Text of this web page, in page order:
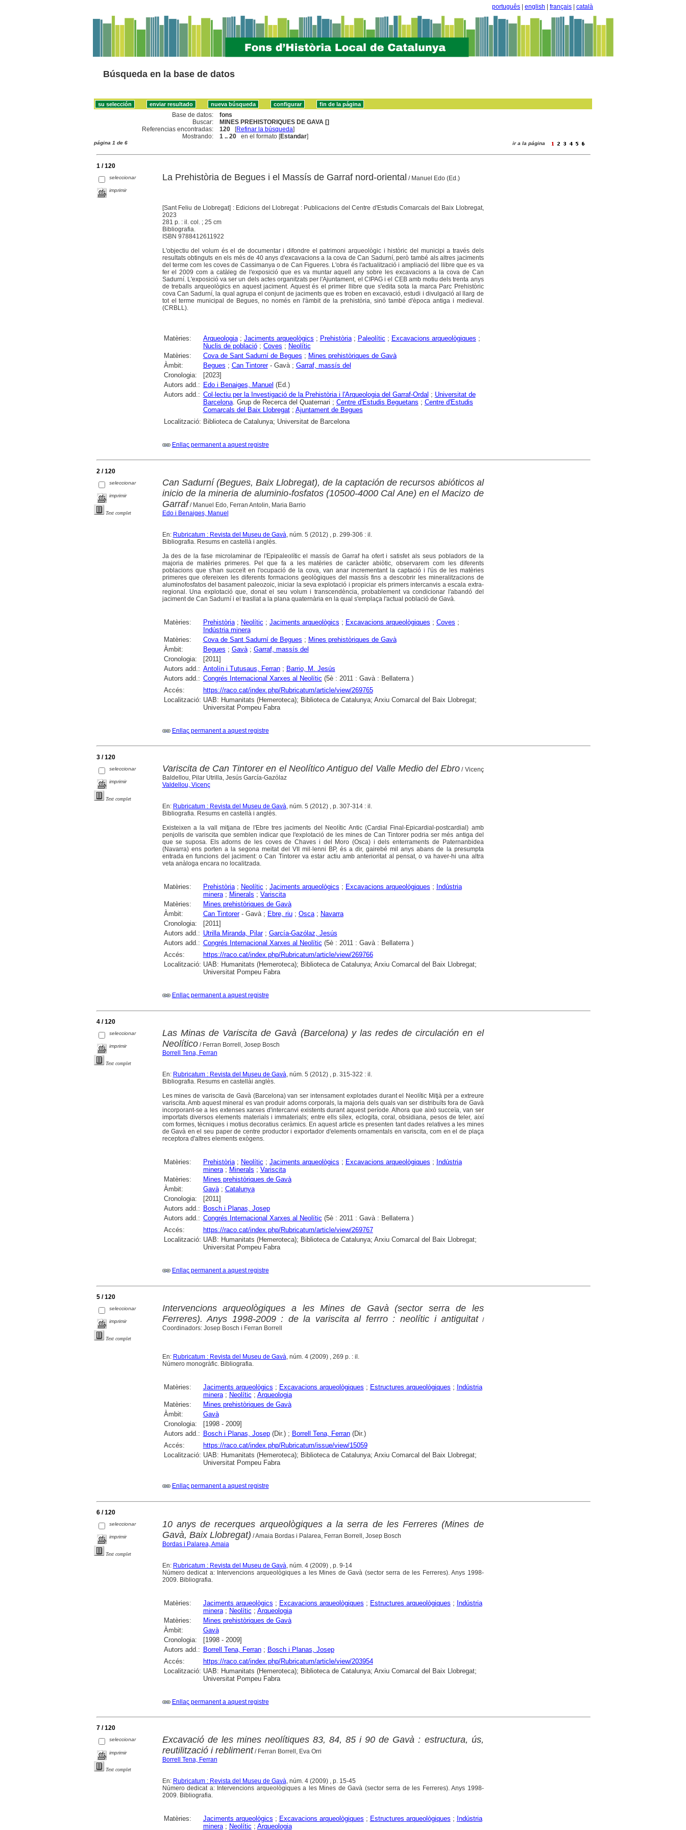
português english français català
Búsqueda en la base de datos
Base de datos:
fons
Buscar:
MINES PREHISTORIQUES DE GAVA []
Referencias encontradas:
120 [Refinar la búsqueda]
Mostrando:
1 .. 20 en el formato [Estandar]
página 1 de 6 ir a la página
1 / 120
seleccionar
imprimir
La Prehistòria de Begues i el Massís de Garraf nord-oriental / Manuel Edo (Ed.)
[Sant Feliu de Llobregat] : Edicions del Llobregat : Publicacions del Centre d'Estudis Comarcals del Baix Llobregat,
2023
281 p. : il. col. ; 25 cm
Bibliografia.
ISBN 9788412611922
L'objectiu del volum és el de documentar i difondre el patrimoni arqueològic i històric del municipi a través dels
resultats obtinguts en els més de 40 anys d'excavacions a la cova de Can Sadurní, però també als altres jaciments
del terme com les coves de Cassimanya o de Can Figueres. L'obra és l'actualització i ampliació del llibre que es va
fer el 2009 com a catàleg de l'exposició que es va muntar aquell any sobre les excavacions a la cova de Can
Sadurní. L'exposició va ser un dels actes organitzats per l'Ajuntament, el CIPAG i el CEB amb motiu dels trenta anys
de treballs arqueològics en aquest jaciment. Aquest és el primer llibre que s'edita sota la marca Parc Prehistòric
cova Can Sadurní, la qual agrupa el conjunt de jaciments que es troben en excavació, estudi i divulgació al llarg de
tot el terme municipal de Begues, no només en l'àmbit de la prehistòria, sinó també d'època antiga i medieval.
(CRBLL).
Matèries: Arqueologia; Jaciments arqueològics ; Prehistòria; Paleolític ; Excavacions arqueològiques ;
Nuclis de població; Coves ; Neolític
Matèries:
Cova de Sant Sadurní de Begues ; Mines prehistòriques de Gavà
Àmbit:
Begues ; Can Tintorer- Gavà ; Garraf, massís del
Cronologia:
[2023]
Autors add.: Edo i Benaiges, Manuel (Ed.)
Autors add.: Col·lectiu per la Investigació de la Prehistòria i l'Arqueologia del Garraf-Ordal ; Universitat de
Barcelona. Grup de Recerca del Quaternari ; Centre d'Estudis Beguetans ; Centre d'Estudis
Comarcals del Baix Llobregat; Ajuntament de Begues
Localització: Biblioteca de Catalunya; Universitat de Barcelona
Enllaç permanent a aquest registre
2 / 120
seleccionar
imprimir
Text complet
Can Sadurní (Begues, Baix Llobregat), de la captación de recursos abióticos al
inicio de la mineria de aluminio-fosfatos (10500-4000 Cal Ane) en el Macizo de
Garraf/ Manuel Edo, Ferran Antolin, Maria Barrio
Edo i Benaiges, Manuel
En: Rubricatum : Revista del Museu de Gavà, núm. 5 (2012) , p. 299-306 : il.
Bibliografia. Resums en castellà i anglès.
Ja des de la fase microlaminar de l'Epipaleolític el massís de Garraf ha ofert i satisfet als seus pobladors de la
majoria de matèries primeres. Pel que fa a les matèries de caràcter abiòtic, observarem com les diferents
poblacions que s'han succeït en l'ocupació de la cova, van anar incrementant la captació i l'ús de les matèries
primeres que ofereixen les diferents formacions geològiques del massís fins a descobrir les mineralitzacions de
aluminofosfatos del basament paleozoic, iniciar la seva explotació i propiciar els primers intercanvis a escala extra-
regional. Una explotació que, donat el seu volum i transcendència, probablement va condicionar l'abandó del
jaciment de Can Sadurní i el trasllat a la plana quaternària en la qual s'emplaça l'actual població de Gavà.
Matèries: Prehistòria; Neolític ; Jaciments arqueològics ; Excavacions arqueològiques ; Coves ;
Indústria minera
Matèries:
Cova de Sant Sadurní de Begues ; Mines prehistòriques de Gavà
Àmbit:
Begues ; Gavà; Garraf, massís del
Cronologia:
[2011]
Autors add.: Antolín i Tutusaus, Ferran; Barrio, M. Jesús
Autors add.: Congrés Internacional Xarxes al Neolític (5è : 2011 : Gavà : Bellaterra )
Accés:
https://raco.cat/index.php/Rubricatum/article/view/269765
Localització: UAB: Humanitats (Hemeroteca); Biblioteca de Catalunya; Arxiu Comarcal del Baix Llobregat;
Universitat Pompeu Fabra
Enllaç permanent a aquest registre
3 / 120
seleccionar
imprimir
Text complet
Variscita de Can Tintorer en el Neolítico Antiguo del Valle Medio del Ebro / Vicenç
Baldellou, Pilar Utrilla, Jesús García-Gazólaz
Valdellou, Vicenç
En: Rubricatum : Revista del Museu de Gavà, núm. 5 (2012) , p. 307-314 : il.
Bibliografia. Resums en castellà i anglès.
Existeixen a la vall mitjana de l'Ebre tres jaciments del Neolític Antic (Cardial Final-Epicardial-postcardial) amb
penjolls de variscita que semblen indicar que l'explotació de les mines de Can Tintorer podria ser més antiga del
que se suposa. Els adorns de les coves de Chaves i del Moro (Osca) i dels enterraments de Paternanbidea
(Navarra) ens porten a la segona meitat del VII mil·lenni BP, és a dir, gairebé mil anys abans de la presumpta
entrada en funcions del jaciment: o Can Tintorer va estar actiu amb anterioritat al pensat, o va haver-hi una altra
veta anàloga encara no localitzada.
Matèries: Prehistòria; Neolític ; Jaciments arqueològics ; Excavacions arqueològiques ; Indústria
minera; Minerals ; Variscita
Matèries:
Mines prehistòriques de Gavà
Àmbit:
Can Tintorer- Gavà ; Ebre, riu; Osca; Navarra
Cronologia:
[2011]
Autors add.: Utrilla Miranda, Pilar; García-Gazólaz, Jesús
Autors add.: Congrés Internacional Xarxes al Neolític (5è : 2011 : Gavà : Bellaterra )
Accés:
https://raco.cat/index.php/Rubricatum/article/view/269766
Localització: UAB: Humanitats (Hemeroteca); Biblioteca de Catalunya; Arxiu Comarcal del Baix Llobregat;
Universitat Pompeu Fabra
Enllaç permanent a aquest registre
4 / 120
seleccionar
imprimir
Text complet
Las Minas de Variscita de Gavà (Barcelona) y las redes de circulación en el
Neolítico/ Ferran Borrell, Josep Bosch
Borrell Tena, Ferran
En: Rubricatum : Revista del Museu de Gavà, núm. 5 (2012) , p. 315-322 : il.
Bibliografia. Resums en castellài anglès.
Les mines de variscita de Gavà (Barcelona) van ser intensament explotades durant el Neolític Mitjà per a extreure
variscita. Amb aquest mineral es van produir adorns corporals, la majoria dels quals van ser distribuïts fora de Gavà
incorporant-se a les extenses xarxes d'intercanvi existents durant aquest període. Alhora que això succeïa, van ser
importats diversos elements materials i immaterials; entre ells sílex, eclogita, coral, obsidiana, pesos de teler, així
com formes, tècniques i motius decoratius ceràmics. En aquest article es presenten tant dades relatives a les mines
de Gavà en el seu paper de centre productor i exportador d'elements ornamentals en variscita, com en el de plaça
receptora d'altres elements exògens.
Matèries: Prehistòria; Neolític ; Jaciments arqueològics ; Excavacions arqueològiques ; Indústria
minera; Minerals ; Variscita
Matèries:
Mines prehistòriques de Gavà
Àmbit:
Gavà; Catalunya
Cronologia:
[2011]
Autors add.: Bosch i Planas, Josep
Autors add.: Congrés Internacional Xarxes al Neolític (5è : 2011 : Gavà : Bellaterra )
Accés:
https://raco.cat/index.php/Rubricatum/article/view/269767
Localització: UAB: Humanitats (Hemeroteca); Biblioteca de Catalunya; Arxiu Comarcal del Baix Llobregat;
Universitat Pompeu Fabra
Enllaç permanent a aquest registre
5 / 120
seleccionar
imprimir
Text complet
Intervencions arqueològiques a les Mines de Gavà (sector serra de les
Ferreres). Anys 1998-2009 : de la variscita al ferrro : neolític i antiguitat /
Coordinadors: Josep Bosch i Ferran Borrell
En: Rubricatum : Revista del Museu de Gavà, núm. 4 (2009) , 269 p. : il.
Número monogràfic. Bibliografia.
Matèries: Jaciments arqueològics ; Excavacions arqueològiques ; Estructures arqueològiques ; Indústria
minera; Neolític ; Arqueologia
Matèries:
Mines prehistòriques de Gavà
Àmbit:
Gavà
Cronologia:
[1998 - 2009]
Autors add.: Bosch i Planas, Josep(Dir.) ; Borrell Tena, Ferran(Dir.)
Accés:
https://raco.cat/index.php/Rubricatum/issue/view/15059
Localització: UAB: Humanitats (Hemeroteca); Biblioteca de Catalunya; Arxiu Comarcal del Baix Llobregat;
Universitat Pompeu Fabra
Enllaç permanent a aquest registre
6 / 120
seleccionar
imprimir
Text complet
10 anys de recerques arqueològiques a la serra de les Ferreres (Mines de
Gavà, Baix Llobregat) / Amaia Bordas i Palarea, Ferran Borrell, Josep Bosch
Bordas i Palarea, Amaia
En: Rubricatum : Revista del Museu de Gavà , núm. 4 (2009) , p. 9-14
Número dedicat a: Intervencions arqueològiques a les Mines de Gavà (sector serra de les Ferreres). Anys 1998-
2009. Bibliografia.
Matèries: Jaciments arqueològics ; Excavacions arqueològiques ; Estructures arqueològiques ; Indústria
minera; Neolític ; Arqueologia
Matèries:
Mines prehistòriques de Gavà
Àmbit:
Gavà
Cronologia:
[1998 - 2009]
Autors add.: Borrell Tena, Ferran; Bosch i Planas, Josep
Accés:
https://raco.cat/index.php/Rubricatum/article/view/203954
Localització: UAB: Humanitats (Hemeroteca); Biblioteca de Catalunya; Arxiu Comarcal del Baix Llobregat;
Universitat Pompeu Fabra
Enllaç permanent a aquest registre
7 / 120
seleccionar
imprimir
Text complet
Excavació de les mines neolítiques 83, 84, 85 i 90 de Gavà : estructura, ús,
reutilització i rebliment/ Ferran Borrell, Eva Orri
Borrell Tena, Ferran
En: Rubricatum : Revista del Museu de Gavà , núm. 4 (2009) , p. 15-45
Número dedicat a: Intervencions arqueològiques a les Mines de Gavà (sector serra de les Ferreres). Anys 1998-
2009. Bibliografia.
Matèries: Jaciments arqueològics ; Excavacions arqueològiques ; Estructures arqueològiques ; Indústria
minera; Neolític ; Arqueologia